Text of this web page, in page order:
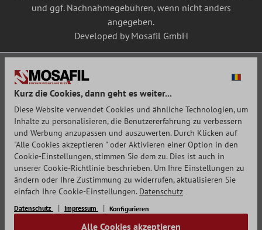
und ggf. Nachnahmegebühren, wenn nicht anders
angegeben.
Developed by Mosafil GmbH
Kurz die Cookies, dann geht es weiter...
Diese Website verwendet Cookies und ähnliche Technologien, um
Inhalte zu personalisieren, die Benutzererfahrung zu verbessern
und Werbung anzupassen und auszuwerten. Durch Klicken auf
"Alle Cookies akzeptieren " oder Aktivieren einer Option in den
Cookie-Einstellungen, stimmen Sie dem zu. Dies ist auch in
unserer Cookie-Richtlinie beschrieben. Um Ihre Einstellungen zu
ändern oder Ihre Zustimmung zu widerrufen, aktualisieren Sie
einfach Ihre Cookie-Einstellungen. Datenschutz
Datenschutz Impressum Konfigurieren
Alle Cookies akzeptieren